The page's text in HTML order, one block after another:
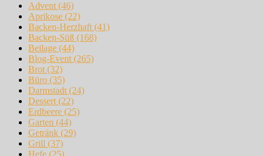
Advent (46)
Aprikose (22)
Backen-Herzhaft (41)
Backen-Süß (168)
Beilage (44)
Blog-Event (265)
Brot (32)
Büro (35)
Darmstadt (24)
Dessert (22)
Erdbeere (25)
Garten (44)
Getränk (29)
Grill (37)